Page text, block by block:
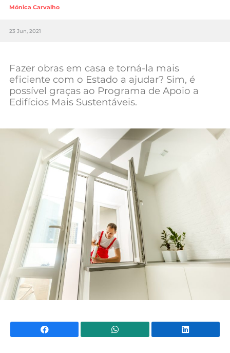
Sociedade
Tecnologia
Negócios
Mundial 2026
Mónica Carvalho
23 Jun, 2021
Fazer obras em casa e torná-la mais
eficiente com o Estado a ajudar? Sim, é
possível graças ao Programa de Apoio a
Edifícios Mais Sustentáveis.
Facebook WhatsApp